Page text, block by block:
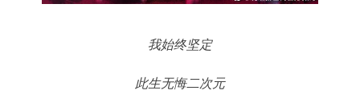
我始终坚定
此生无悔二次元